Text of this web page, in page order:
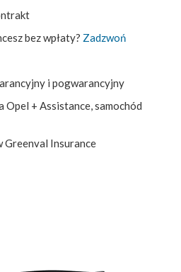
bez wpłaty? Zadzwoń
i pogwarancyjny
+ Assistance, samochód
Greenval Insurance